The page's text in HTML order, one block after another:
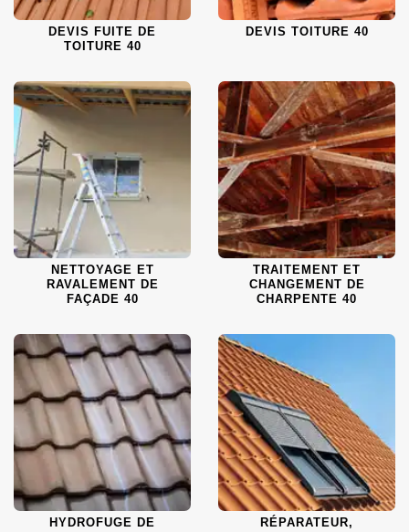
DEVIS FUITE DE
TOITURE 40
DEVIS TOITURE 40
NETTOYAGE ET
RAVALEMENT DE
FAÇADE 40
TRAITEMENT ET
CHANGEMENT DE
CHARPENTE 40
HYDROFUGE DE
RÉPARATEUR,